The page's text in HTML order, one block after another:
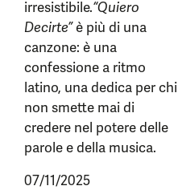
irresistibile.“Quiero
Decirte”è più di una
canzone: è una
confessione a ritmo
latino, una dedica per chi
non smette mai di
credere nel potere delle
parole e della musica.
07/11/2025